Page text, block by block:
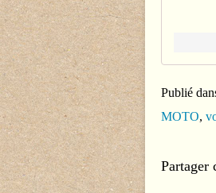
Publié
MOTO,
Partager